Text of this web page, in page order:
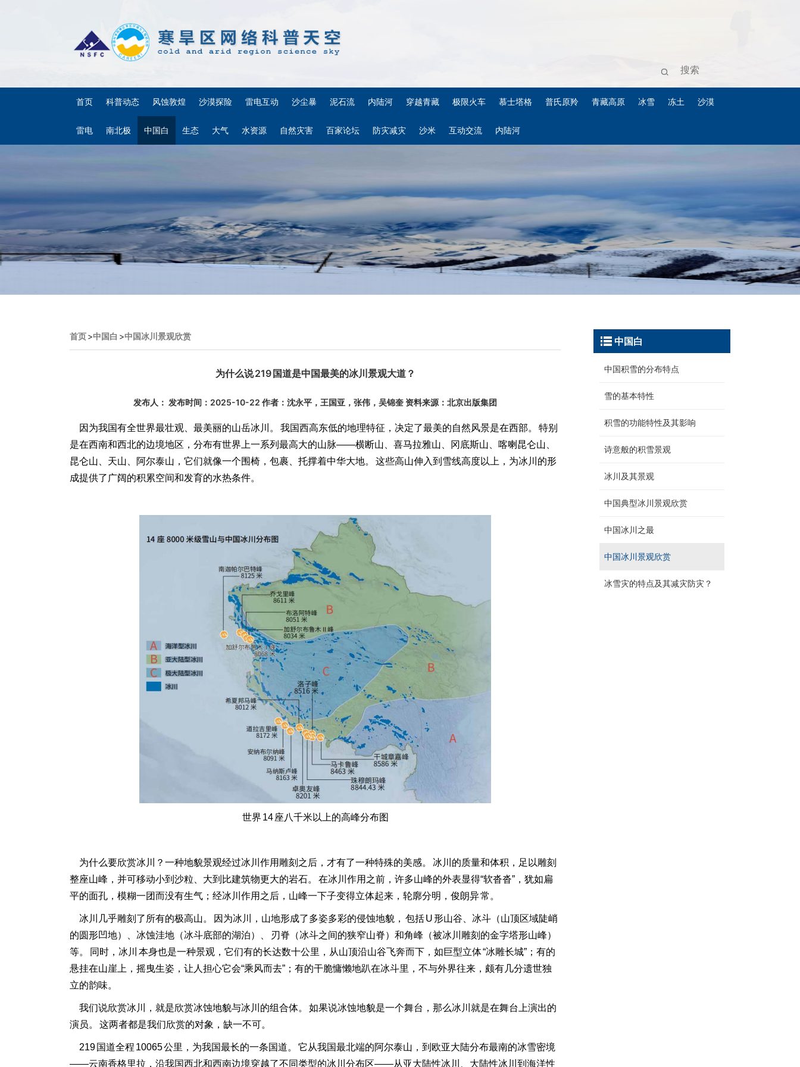
首页 科普动态 风蚀敦煌 沙漠探险 雷电互动 沙尘暴 泥石流 内陆河 穿越青藏 极限火车 慕士塔格 普氏原羚 青藏高原 冰雪 冻土 沙漠
雷电 南北极 中国白 生态 大气 水资源 自然灾害 百家论坛 防灾减灾 沙米 互动交流 内陆河
首页>中国白 >中国冰川景观欣赏
为什么说 219 国道是中国最美的冰川景观大道？
发布人： 发布时间：2025-10-22 作者：沈永平，王国亚，张伟，吴锦奎 资料来源：北京出版集团
因为我国有全世界最壮观、最美丽的山岳冰川。 我国西高东低的地理特征，决定了最美的自然风景是在西部。 特别
是在西南和西北的边境地区，分布有世界上一系列最高大的山脉——横断山、喜马拉雅山、冈底斯山、喀喇昆仑山、
昆仑山、天山、阿尔泰山，它们就像一个围椅，包裹、托撑着中华大地。 这些高山伸入到雪线高度以上，为冰川的形
成提供了广阔的积累空间和发育的水热条件。
世界 14 座八千米以上的高峰分布图
为什么要欣赏冰川？一种地貌景观经过冰川作用雕刻之后，才有了一种特殊的美感。 冰川的质量和体积，足以雕刻
整座山峰，并可移动小到沙粒、大到比建筑物更大的岩石。 在冰川作用之前，许多山峰的外表显得“软沓沓”，犹如扁
平的面孔，模糊一团而没有生气；经冰川作用之后，山峰一下子变得立体起来，轮廓分明，俊朗异 常。
冰川几乎雕刻了所有的极高山。 因为冰川，山地形成了多姿多彩的侵蚀地貌， 包括 U 形山谷、冰斗（山顶区域陡峭
的圆形凹地）、冰蚀洼地（冰斗底部的湖泊）、 刃脊（冰斗之间的狭窄山脊）和角峰（被冰川雕刻的金字塔形山峰）
等。 同时，冰川 本身也是一种景观，它们有的长达数十公里，从山顶沿山谷飞奔而下，如巨型立体 “冰雕长城”；有的
悬挂在山崖上，摇曳生姿，让人担心它会“乘风而去”；有的干脆慵懒地趴在冰斗里，不与外界往来，颇有几分遗世独
立的韵味。
我们说欣赏冰川，就是欣赏冰蚀地貌与冰川的组合体。 如果说冰蚀地貌是一个舞台，那么冰川就是在舞台上演出的
演员。 这两者都是我们欣赏的对象，缺一不可。
219 国道全程 10065 公里，为我国最长的一条国道。 它从我国最北端的阿尔泰山，到欧亚大陆分布最南的冰雪密境
——云南香格里拉，沿我国西北和西南边境穿越了不同类型的冰川分布区——从亚大陆性冰川、大陆性冰川到海洋性
中国白
中国积雪的分布特点
雪的基本特性
积雪的功能特性及其影响
诗意般的积雪景观
冰川及其景观
中国典型冰川景观欣赏
中国冰川之最
中国冰川景观欣赏
冰雪灾的特点及其减灾防灾？